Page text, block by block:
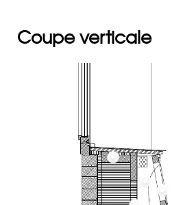
Coupe verticale